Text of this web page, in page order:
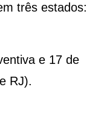
três estados:
e 17 de
RJ).